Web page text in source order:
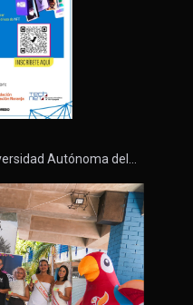
Autónoma del…